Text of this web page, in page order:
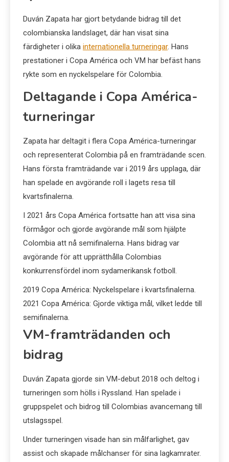
Duván Zapata har gjort betydande bidrag till det
colombianska landslaget, där han visat sina
färdigheter i olika internationella turneringar. Hans
prestationer i Copa América och VM har befäst hans
rykte som en nyckelspelare för Colombia.
Deltagande i Copa América-
turneringar
Zapata har deltagit i flera Copa América-turneringar
och representerat Colombia på en framträdande scen.
Hans första framträdande var i 2019 års upplaga, där
han spelade en avgörande roll i lagets resa till
kvartsfinalerna.
I 2021 års Copa América fortsatte han att visa sina
förmågor och gjorde avgörande mål som hjälpte
Colombia att nå semifinalerna. Hans bidrag var
avgörande för att upprätthålla Colombias
konkurrensfördel inom sydamerikansk fotboll.
2019 Copa América: Nyckelspelare i kvartsfinalerna.
2021 Copa América: Gjorde viktiga mål, vilket ledde till
semifinalerna.
VM-framträdanden och
bidrag
Duván Zapata gjorde sin VM-debut 2018 och deltog i
turneringen som hölls i Ryssland. Han spelade i
gruppspelet och bidrog till Colombias avancemang till
utslagsspel.
Under turneringen visade han sin målfarlighet, gav
assist och skapade målchanser för sina lagkamrater.